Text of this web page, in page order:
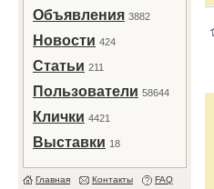
Объявления 3882
Новости 424
Статьи 211
Пользователи 58644
Клички 4421
Выставки 18
Главная Контакты FAQ